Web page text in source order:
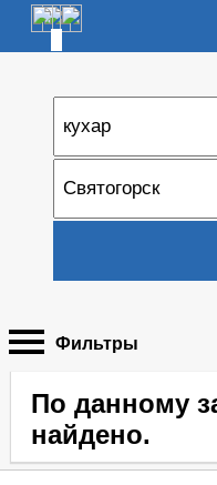
Фильтры
По данному
найдено.